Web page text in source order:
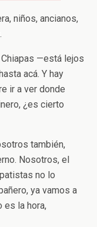
niños, ancianos,
—está lejos
acá. Y hay
ir a ver donde
¿es cierto
también,
Nosotros, el
no lo
ya vamos a
es la hora,